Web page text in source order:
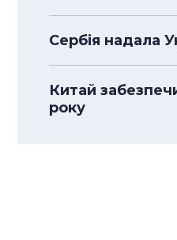
Сербія надала
Китай
року